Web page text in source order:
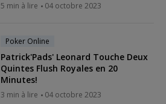
5 min à lire 04 octobre 2023
Poker Online
Patrick'Pads' Leonard Touche Deux
Quintes Flush Royales en 20
Minutes!
3 min à lire 04 octobre 2023